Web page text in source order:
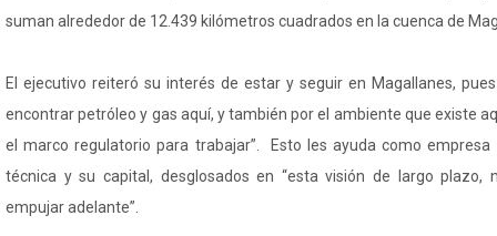
suman alrededor de 12.439 kilómetros cuadrados en la cuenca de
El ejecutivo reiteró su interés de estar y seguir en Magallanes,
encontrar petróleo y gas aquí, y también por el ambiente que existe
el marco regulatorio para trabajar”. Esto les ayuda como empresa
técnica y su capital, desglosados en “esta visión de largo plazo,
empujar adelante”.